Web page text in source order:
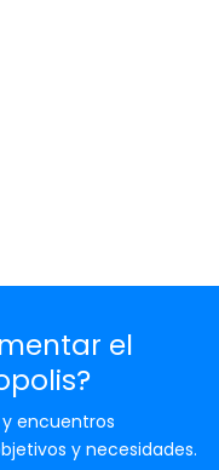
el
encuentros
y necesidades.